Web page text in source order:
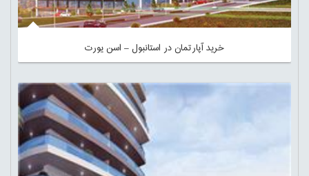
خرید آپارتمان در استانبول – اسن یورت